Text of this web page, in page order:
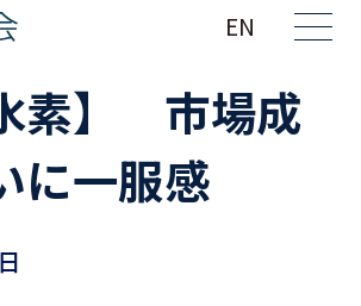
EN
素】 市場成
に一服感